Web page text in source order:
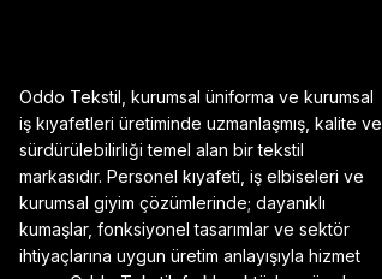
Oddo Tekstil, kurumsal üniforma ve kurumsal
iş kıyafetleri üretiminde uzmanlaşmış, kalite ve
sürdürülebilirliği temel alan bir tekstil
markasıdır. Personel kıyafeti, iş elbiseleri ve
kurumsal giyim çözümlerinde; dayanıklı
kumaşlar, fonksiyonel tasarımlar ve sektör
ihtiyaçlarına uygun üretim anlayışıyla hizmet